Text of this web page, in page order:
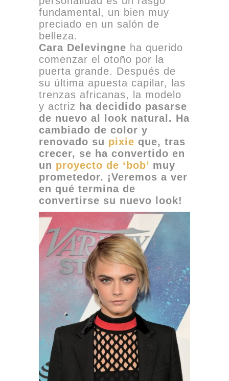
fundamental, un bien muy
preciado en un salón de
belleza.
Cara Delevingne ha querido
comenzar el otoño por la
puerta grande. Después de
su última apuesta capilar, las
trenzas africanas, la modelo
y actriz ha decidido pasarse
de nuevo al look natural. Ha
cambiado de color y
renovado su pixie que, tras
crecer, se ha convertido en
un proyecto de ‘bob’ muy
prometedor. ¡Veremos a ver
en qué termina de
convertirse su nuevo look!